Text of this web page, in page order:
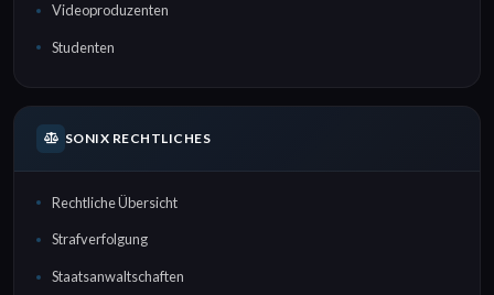
Videoproduzenten
Studenten
SONIX RECHTLICHES
Rechtliche Übersicht
Strafverfolgung
Staatsanwaltschaften